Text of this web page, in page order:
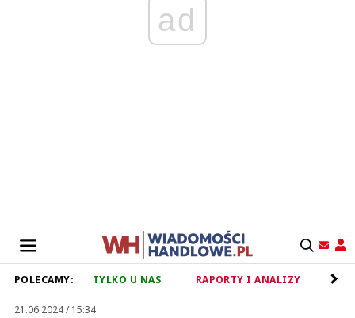
ad
POLECAMY: TYLKO U NAS RAPORTY I ANALIZY
21.06.2024 / 15:34